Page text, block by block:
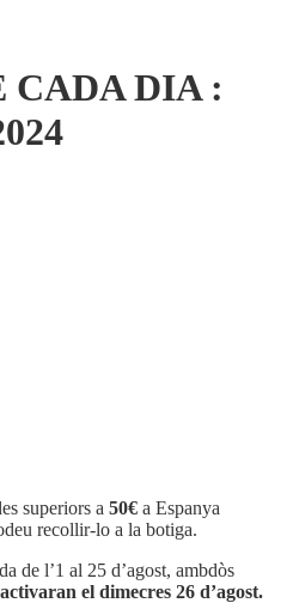
CADA DIA :
superiors a 50€ a Espanya
recollir-lo a la botiga.
de l’1 al 25 d’agost, ambdòs
el dimecres 26 d’agost.